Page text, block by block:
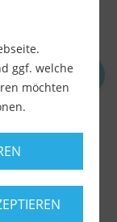
ggf. welche
möchten